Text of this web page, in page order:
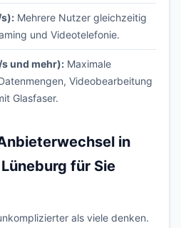
Mehrere Nutzer gleichzeitig
und Videotelefonie.
und mehr): Maximale
Videobearbeitung
Glasfaser.
in
für Sie
als viele denken.